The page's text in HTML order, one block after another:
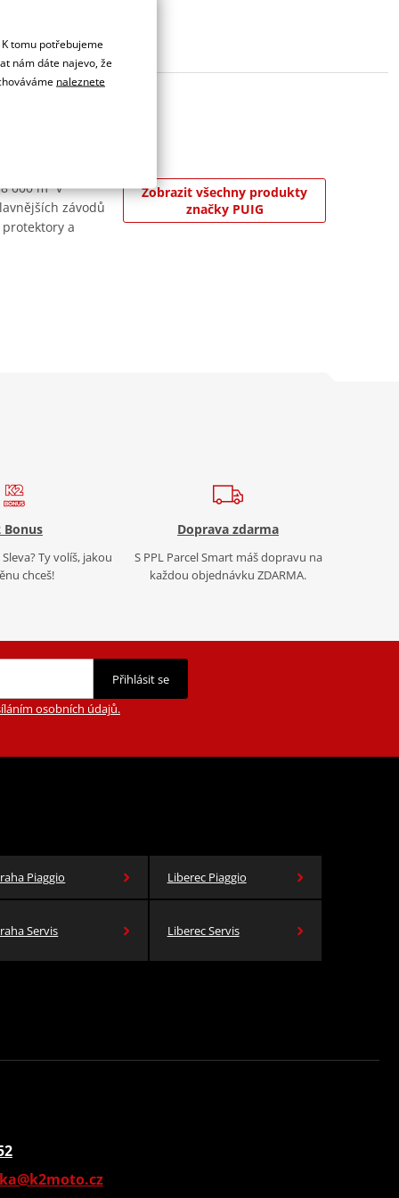
000 m² v
závodů
a
Zobrazit všechny produkty
značky PUIG
Bonus
Ty volíš, jakou
chceš!
Doprava zdarma
S PPL Parcel Smart máš dopravu na
každou objednávku ZDARMA.
Přihlásit se
osobních údajů.
Piaggio Liberec Piaggio
Servis Liberec Servis
tomu potřebujeme
nám dáte najevo, že
naleznete